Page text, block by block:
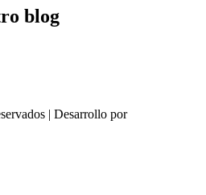
blog
| Desarrollo por